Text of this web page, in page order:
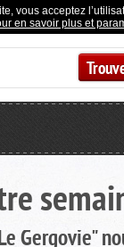
vous acceptez
en savoir plus et